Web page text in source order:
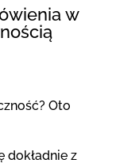
w
Oto
dokładnie z